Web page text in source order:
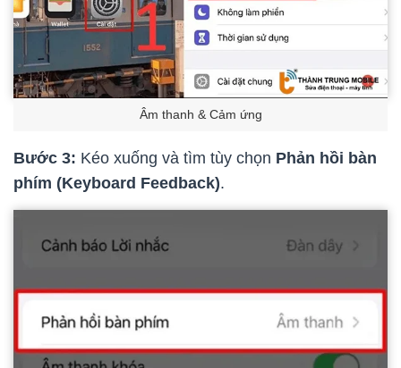
Âm thanh & Cảm ứng
Bước 3: Kéo xuống và tìm tùy chọn Phản hồi bàn
phím (Keyboard Feedback).